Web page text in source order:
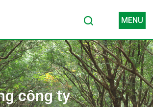
MENU
công ty